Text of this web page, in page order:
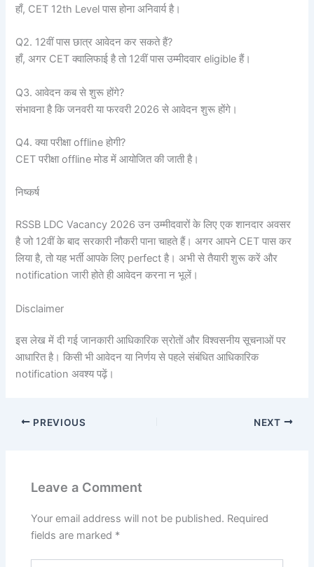
हाँ, CET 12th Level पास होना अनिवार्य है।
Q2. 12वीं पास छात्र आवेदन कर सकते हैं?
हाँ, अगर CET क्वालिफाई है तो 12वीं पास उम्मीदवार eligible हैं।
Q3. आवेदन कब से शुरू होंगे?
संभावना है कि जनवरी या फरवरी 2026 से आवेदन शुरू होंगे।
Q4. क्या परीक्षा offline होगी?
CET परीक्षा offline मोड में आयोजित की जाती है।
निष्कर्ष
RSSB LDC Vacancy 2026 उन उम्मीदवारों के लिए एक शानदार अवसर
है जो 12वीं के बाद सरकारी नौकरी पाना चाहते हैं। अगर आपने CET पास कर
लिया है, तो यह भर्ती आपके लिए perfect है। अभी से तैयारी शुरू करें और
notification जारी होते ही आवेदन करना न भूलें।
Disclaimer
इस लेख में दी गई जानकारी आधिकारिक स्रोतों और विश्वसनीय सूचनाओं पर
आधारित है। किसी भी आवेदन या निर्णय से पहले संबंधित आधिकारिक
notification अवश्य पढ़ें।
PREVIOUS NEXT
Leave a Comment
Your email address will not be published. Required
fields are marked *